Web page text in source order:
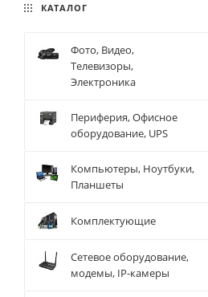
КАТАЛОГ
Фото, Видео,
Телевизоры,
Электроника
Периферия, Офисное
оборудование, UPS
Компьютеры, Ноутбуки,
Планшеты
Комплектующие
Сетевое оборудование,
модемы, IP-камеры